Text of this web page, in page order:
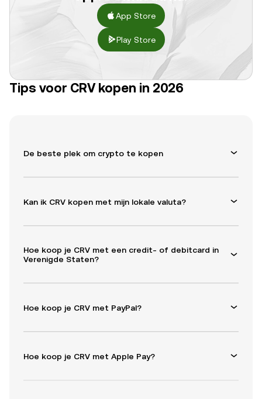
App Store
Play Store
Tips voor CRV kopen in 2026
De beste plek om crypto te kopen
Kan ik CRV kopen met mijn lokale valuta?
Hoe koop je CRV met een credit- of debitcard in
Verenigde Staten?
Hoe koop je CRV met PayPal?
Hoe koop je CRV met Apple Pay?